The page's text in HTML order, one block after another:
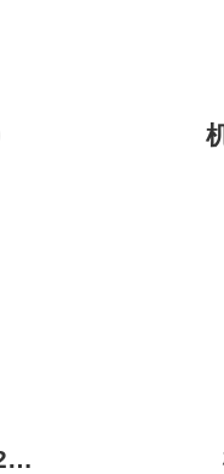
集装式机械密封 DYFXV2577-1.875